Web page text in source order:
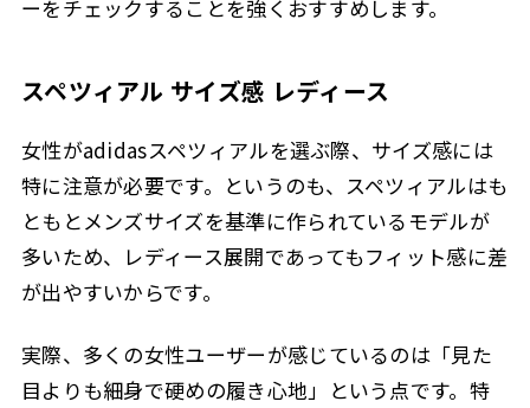
ーをチェックすることを強くおすすめします。
スペツィアル サイズ感 レディース
女性がadidasスペツィアルを選ぶ際、サイズ感には
特に注意が必要です。というのも、スペツィアルはも
ともとメンズサイズを基準に作られているモデルが
多いため、レディース展開であってもフィット感に差
が出やすいからです。
実際、多くの女性ユーザーが感じているのは「見た
目よりも細身で硬めの履き心地」という点です。特